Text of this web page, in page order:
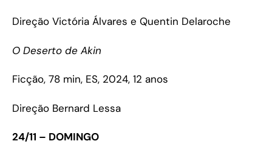
Direção Victória Álvares e Quentin Delaroche
O Deserto de Akin
Ficção, 78 min, ES, 2024, 12 anos
Direção Bernard Lessa
24/11 – DOMINGO